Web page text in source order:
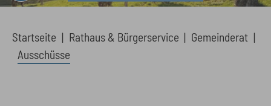
Startseite Rathaus & Bürgerservice
Gemeinderat
Ausschüsse